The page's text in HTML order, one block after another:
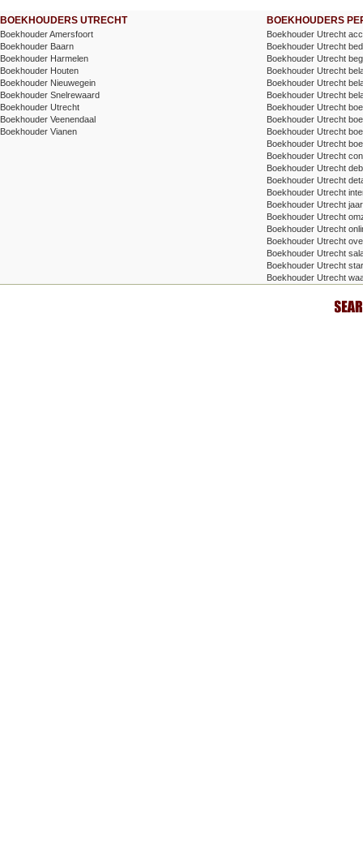
BOEKHOUDERS UTRECHT
Boekhouder Amersfoort
Boekhouder Baarn
Boekhouder Harmelen
Boekhouder Houten
Boekhouder Nieuwegein
Boekhouder Snelrewaard
Boekhouder Utrecht
Boekhouder Veenendaal
Boekhouder Vianen
BOEKHOUDERS
Boekhouder Utrecht
Boekhouder Utrecht
Boekhouder Utrecht
Boekhouder Utrecht
Boekhouder Utrecht
Boekhouder Utrecht
Boekhouder Utrecht
Boekhouder Utrecht
Boekhouder Utrecht
Boekhouder Utrecht
Boekhouder Utrecht
Boekhouder Utrecht
Boekhouder Utrecht
Boekhouder Utrecht
Boekhouder Utrecht
Boekhouder Utrecht
Boekhouder Utrecht
Boekhouder Utrecht
Boekhouder Utrecht
Boekhouder Utrecht
Boekhouder Utrecht